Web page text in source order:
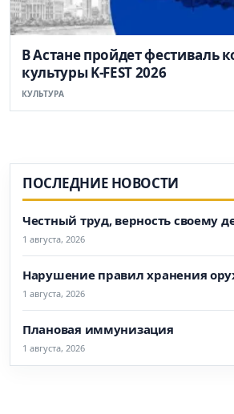
В Астане пройдет фестиваль
культуры K-FEST 2026
КУЛЬТУРА
ПОСЛЕДНИЕ НОВОСТИ
Честный труд, верность своему
1 августа, 2026
Нарушение правил хранения
1 августа, 2026
Плановая иммунизация
1 августа, 2026